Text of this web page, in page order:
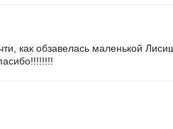
как обзавелась маленькой